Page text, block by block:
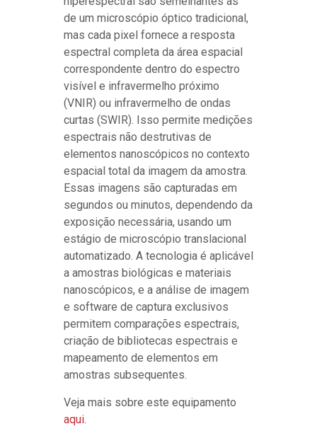
de um microscópio óptico tradicional,
mas cada pixel fornece a resposta
espectral completa da área espacial
correspondente dentro do espectro
visível e infravermelho próximo
(VNIR) ou infravermelho de ondas
curtas (SWIR). Isso permite medições
espectrais não destrutivas de
elementos nanoscópicos no contexto
espacial total da imagem da amostra.
Essas imagens são capturadas em
segundos ou minutos, dependendo da
exposição necessária, usando um
estágio de microscópio translacional
automatizado. A tecnologia é aplicável
a amostras biológicas e materiais
nanoscópicos, e a análise de imagem
e software de captura exclusivos
permitem comparações espectrais,
criação de bibliotecas espectrais e
mapeamento de elementos em
amostras subsequentes.
Veja mais sobre este equipamento
aqui